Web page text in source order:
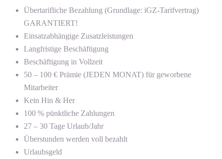
Übertarifliche Bezahlung (Grundlage: iGZ-Tarifvertrag)
GARANTIERT!
Einsatzabhängige Zusatzleistungen
Langfristige Beschäftigung
Beschäftigung in Vollzeit
50 – 100 € Prämie (JEDEN MONAT) für geworbene
Mitarbeiter
Kein Hin & Her
100 % pünktliche Zahlungen
27 – 30 Tage Urlaub/Jahr
Überstunden werden voll bezahlt
Urlaubsgeld